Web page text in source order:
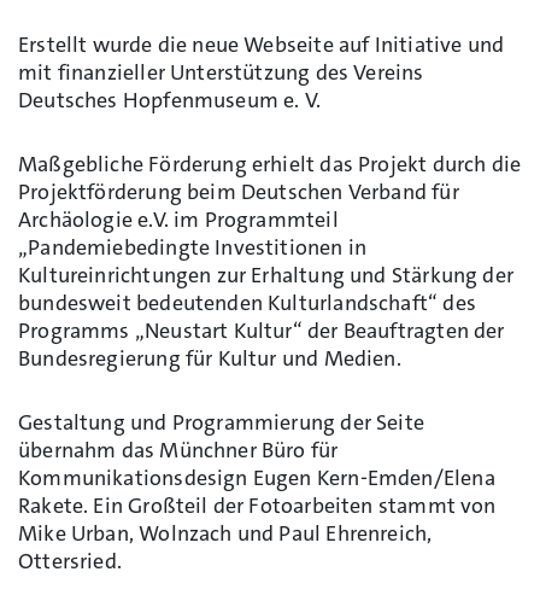
Erstellt wurde die neue Webseite auf Initiative und
mit finanzieller Unterstützung des Vereins
Deutsches Hopfenmuseum e. V.
Maßgebliche Förderung erhielt das Projekt durch die
Projektförderung beim Deutschen Verband für
Archäologie e.V. im Programmteil
„Pandemiebedingte Investitionen in
Kultureinrichtungen zur Erhaltung und Stärkung der
bundesweit bedeutenden Kulturlandschaft“ des
Programms „Neustart Kultur“ der Beauftragten der
Bundesregierung für Kultur und Medien.
Gestaltung und Programmierung der Seite
übernahm das Münchner Büro für
Kommunikationsdesign Eugen Kern-Emden/Elena
Rakete. Ein Großteil der Fotoarbeiten stammt von
Mike Urban, Wolnzach und Paul Ehrenreich,
Ottersried.